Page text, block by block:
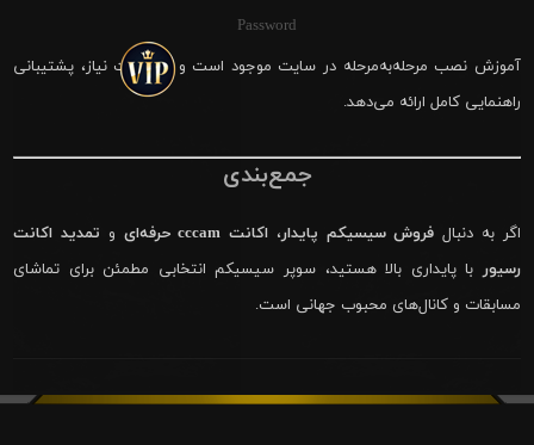
Password
آموزش نصب مرحله‌به‌مرحله در سایت موجود است و در صورت نیاز، پشتیبانی
راهنمایی کامل ارائه می‌دهد.
جمع‌بندی
اگر به دنبال فروش سیسیکم پایدار، اکانت cccam حرفه‌ای و تمدید اکانت
رسیور با پایداری بالا هستید، سوپر سیسیکم انتخابی مطمئن برای تماشای
مسابقات و کانال‌های محبوب جهانی است.